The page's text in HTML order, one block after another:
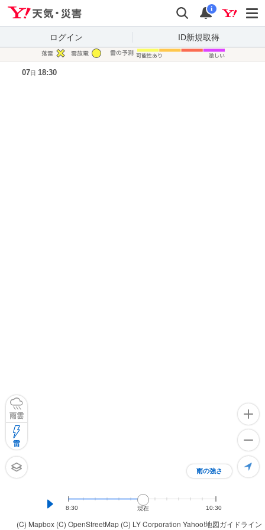
検索 通知
i
ログイン ID新規取得
(C) Mapbox (C) OpenStreetMap (C) LY Corporation Yahoo!地図ガイドライン
雨の強さ
雨雲
雷
8:30 現在 10:30
07日 18:30